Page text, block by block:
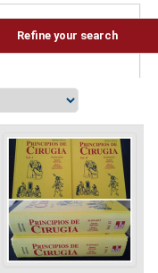
Refine your search